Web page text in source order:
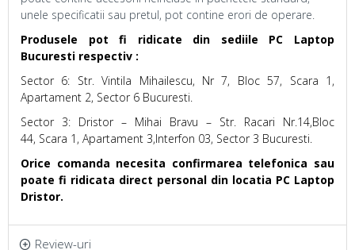
unele specificatii sau pretul, pot contine erori de operare.
Produsele pot fi ridicate din sediile PC Laptop
Bucuresti respectiv :
Sector 6: Str. Vintila Mihailescu, Nr 7, Bloc 57, Scara 1,
Apartament 2, Sector 6 Bucuresti.
Sector 3: Dristor – Mihai Bravu – Str. Racari Nr.14,Bloc
44, Scara 1, Apartament 3,Interfon 03, Sector 3 Bucuresti.
Orice comanda necesita confirmarea telefonica sau
poate fi ridicata direct personal din locatia PC Laptop
Dristor.
Review-uri